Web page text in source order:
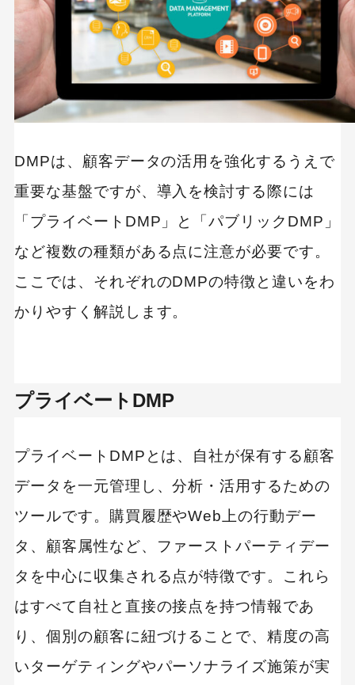
DMPは、顧客データの活用を強化するうえで
重要な基盤ですが、導入を検討する際には
「プライベートDMP」と「パブリックDMP」
など複数の種類がある点に注意が必要です。
ここでは、それぞれのDMPの特徴と違いをわ
かりやすく解説します。
プライベートDMP
プライベートDMPとは、自社が保有する顧客
データを一元管理し、分析・活用するための
ツールです。購買履歴やWeb上の行動デー
タ、顧客属性など、ファーストパーティデー
タを中心に収集される点が特徴です。これら
はすべて自社と直接の接点を持つ情報であ
り、個別の顧客に紐づけることで、精度の高
いターゲティングやパーソナライズ施策が実